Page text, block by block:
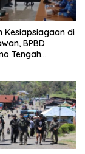
Kesiapsiagaan di
BPBD
Tengah